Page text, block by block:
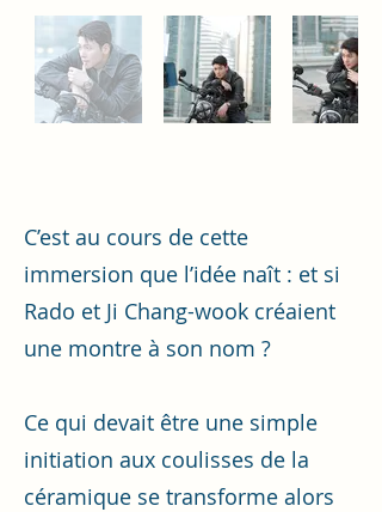
C’est au cours de cette
immersion que l’idée naît : et si
Rado et Ji Chang-wook créaient
une montre à son nom ?
Ce qui devait être une simple
initiation aux coulisses de la
céramique se transforme alors